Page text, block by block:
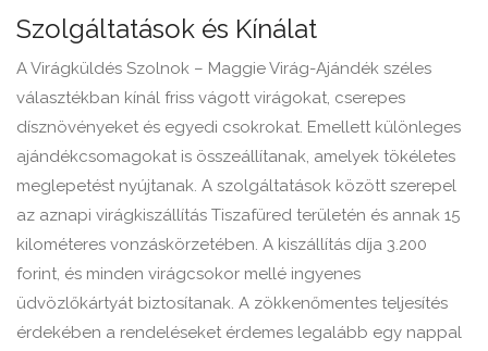
Szolgáltatások és Kínálat
A Virágküldés Szolnok – Maggie Virág-Ajándék széles
választékban kínál friss vágott virágokat, cserepes
dísznövényeket és egyedi csokrokat. Emellett különleges
ajándékcsomagokat is összeállítanak, amelyek tökéletes
meglepetést nyújtanak. A szolgáltatások között szerepel
az aznapi virágkiszállítás Tiszafüred területén és annak 15
kilométeres vonzáskörzetében. A kiszállítás díja 3.200
forint, és minden virágcsokor mellé ingyenes
üdvözlőkártyát biztosítanak. A zökkenőmentes teljesítés
érdekében a rendeléseket érdemes legalább egy nappal